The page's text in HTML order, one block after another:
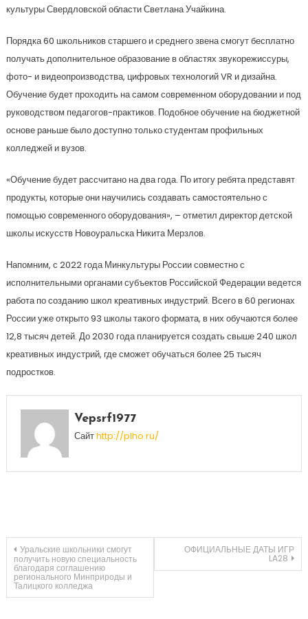
культуры Свердловской области Светлана Учайкина.
Порядка 60 школьников старшего и среднего звена смогут бесплатно
получать дополнительное образование в областях звукорежиссуры,
фото- и видеопроизводства, цифровых технологий VR и дизайна.
Обучение будет проходить на самом современном оборудовании и под
руководством педагогов-практиков. Подобное обучение на бюджетной
основе раньше было доступно только студентам профильных
колледжей и вузов.
«Обучение будет рассчитано на два года. По итогу ребята представят
продукты, которые они научились создавать самостоятельно с
помощью современного оборудования», – отметил директор детской
школы искусств Новоуральска Никита Мерзлов.
Напомним, с 2022 года Минкультуры России совместно с
исполнительными органами субъектов Российской Федерации ведется
работа по созданию школ креативных индустрий. Всего в 60 регионах
России уже открыто 93 школы такого формата, в них обучаются более
12,8 тысяч детей. До 2030 года планируется создать свыше 240 школ
креативных индустрий, где сможет обучаться более 25 тысяч
подростков.
Vepsrf1977
Сайтhttp://plho.ru/
Навигация
по
Уральские школьники смогут
получить новую специальность
благодаря соглашению
регионального Минприроды и
Талицкого колледжа
ОФИЦИАЛЬНЫЕ ДАТЫ ИГР
LA28